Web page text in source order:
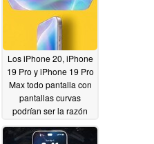
Los iPhone 20, iPhone
19 Pro y iPhone 19 Pro
Max todo pantalla con
pantallas curvas
podrían ser la razón
18 Pro05/21/2026